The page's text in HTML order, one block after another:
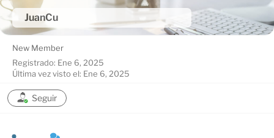
JuanCu
New Member
Registrado: Ene 6, 2025
Última vez visto el: Ene 6, 2025
Seguir